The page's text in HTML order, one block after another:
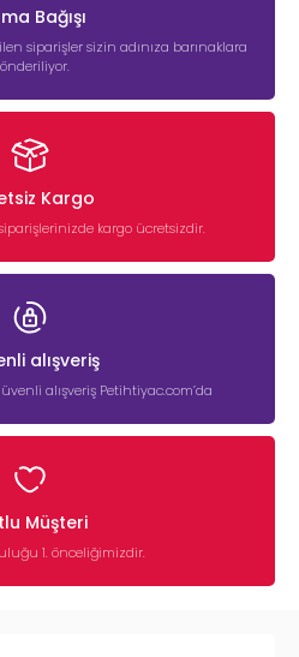
Bağışı
siparişler sizin adınıza barınaklara
Kargo
kargo ücretsizdir.
alışveriş
alışveriş Petihtiyac.com’da
Müşteri
1. önceliğimizdir.